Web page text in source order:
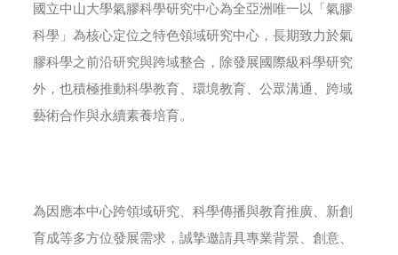
國立中山大學氣膠科學研究中心為全亞洲唯一以「氣膠
科學」為核心定位之特色領域研究中心，長期致力於氣
膠科學之前沿研究與跨域整合，除發展國際級科學研究
外，也積極推動科學教育、環境教育、公眾溝通、跨域
藝術合作與永續素養培育。
為因應本中心跨領域研究、科學傳播與教育推廣、新創
育成等多方位發展需求，誠摯邀請具專業背景、創意、